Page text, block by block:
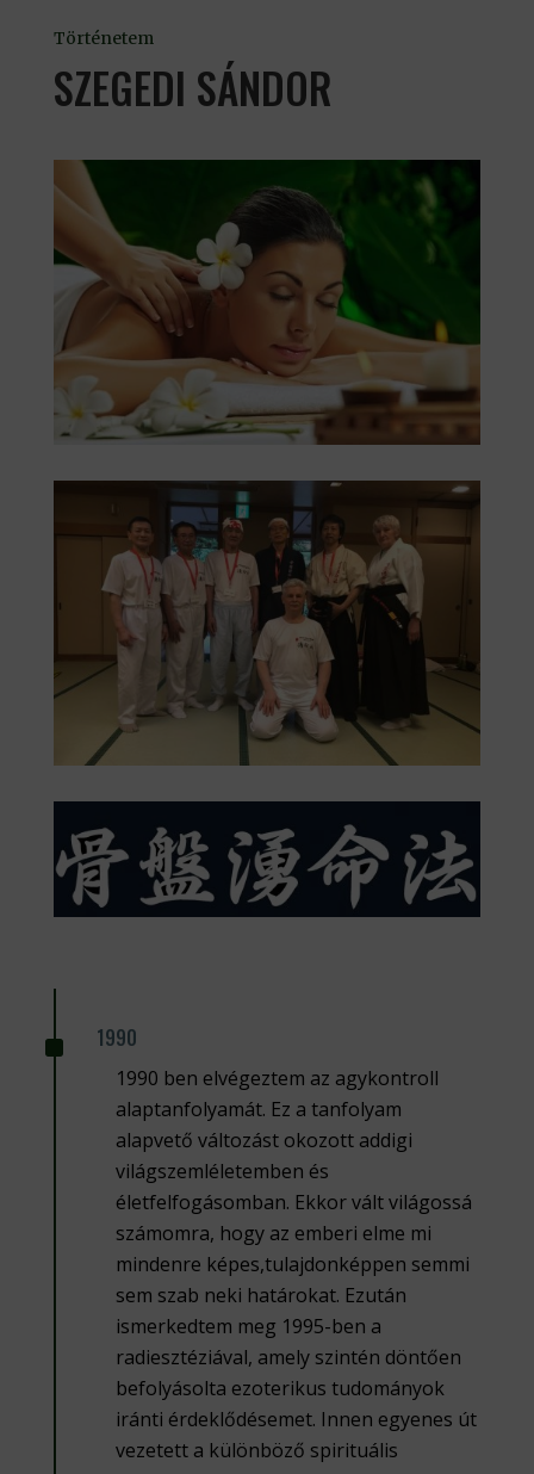
Történetem
SZEGEDI SÁNDOR
^ 1990
1990 ben elvégeztem az agykontroll
alaptanfolyamát. Ez a tanfolyam
alapvető változást okozott addigi
világszemléletemben és
életfelfogásomban. Ekkor vált világossá
számomra, hogy az emberi elme mi
mindenre képes,tulajdonképpen semmi
sem szab neki határokat. Ezután
ismerkedtem meg 1995-ben a
radiesztéziával, amely szintén döntően
befolyásolta ezoterikus tudományok
iránti érdeklődésemet. Innen egyenes út
vezetett a különböző spirituális